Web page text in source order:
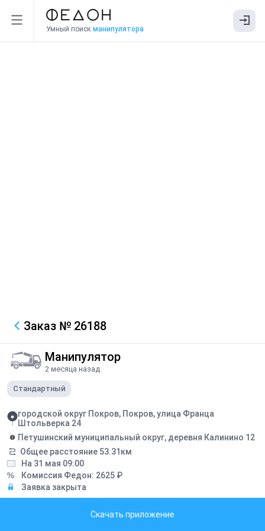
Умный поиск манипулятора
Заказ № 26188
Манипулятор
2 месяца назад
Стандартный
городской округ Покров, Покров, улица Франца
Штольверка 24
Петушинский муниципальный округ, деревня Калинино 12
Общее расстояние 53.31 км
На 31 мая 09:00
Комиссия Федон: 2625 ₽
Заявка закрыта
Грузоподъемность борта:8 тонн
Скачать приложение